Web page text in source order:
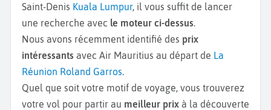
Saint-Denis Kuala Lumpur, il vous suffit de lancer
une recherche avec le moteur ci-dessus.
Nous avons récemment identifié des prix
intéressants avec Air Mauritius au départ de La
Réunion Roland Garros.
Quel que soit votre motif de voyage, vous trouverez
votre vol pour partir au meilleur prix à la découverte